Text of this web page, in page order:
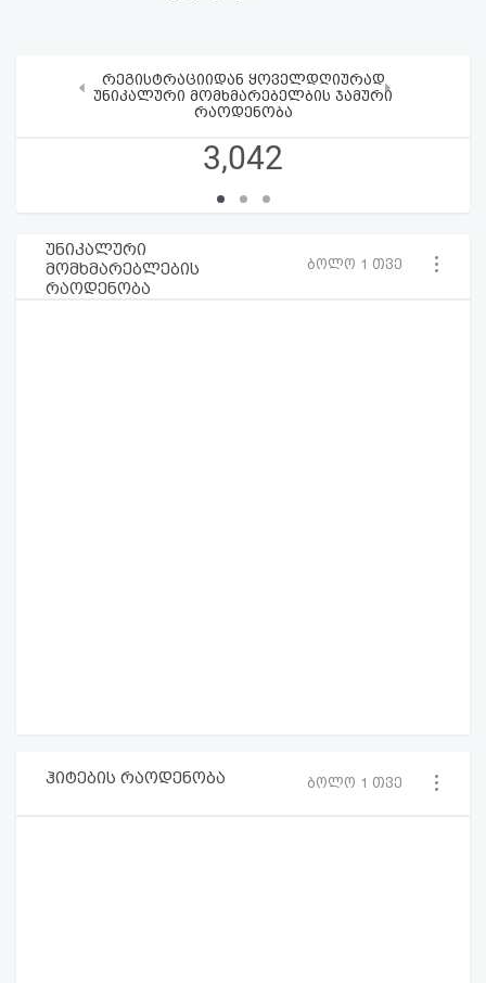
რეგისტრაციიდან ყოველდღიურად
უნიკალური მომხმარებელბის ჯამური
რაოდენობა
3,042
‹ ›
უნიკალური
მომხმარებლების
რაოდენობა
ბოლო 1 თვე
ჰიტების რაოდენობა ბოლო 1 თვე